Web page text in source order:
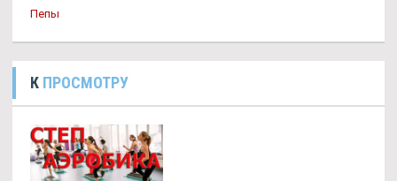
Пепы
К ПРОСМОТРУ